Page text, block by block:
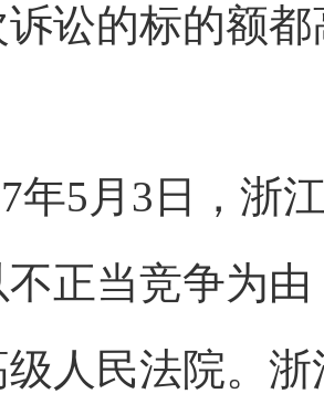
讼的标的额
年5月3日，浙
不正当竞争为
人民法院。